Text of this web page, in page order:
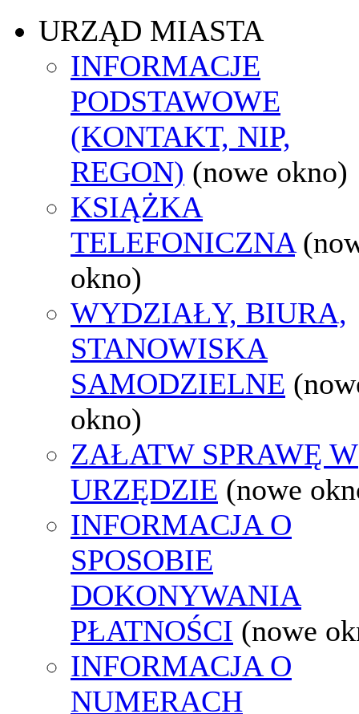
URZĄD MIASTA
INFORMACJE
PODSTAWOWE
(KONTAKT, NIP,
REGON) (nowe okno)
KSIĄŻKA
TELEFONICZNA
okno)
WYDZIAŁY, BIURA,
STANOWISKA
SAMODZIELNE
okno)
ZAŁATW SPRAWĘ W
URZĘDZIE (nowe
INFORMACJA O
SPOSOBIE
DOKONYWANIA
PŁATNOŚCI (nowe
INFORMACJA O
NUMERACH